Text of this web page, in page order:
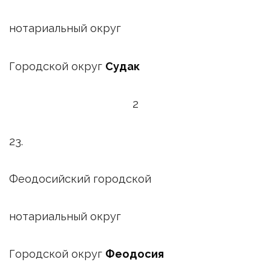
нотариальный округ
Городской округ Судак
2
23.
Феодосийский городской
нотариальный округ
Городской округ Феодосия